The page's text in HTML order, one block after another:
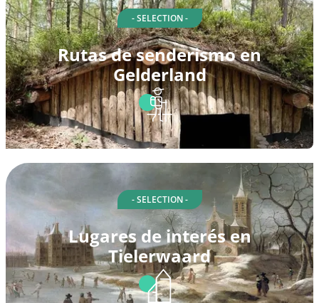
- SELECTION -
Rutas de senderismo en
Gelderland
- SELECTION -
Lugares de interés en
Tielerwaard